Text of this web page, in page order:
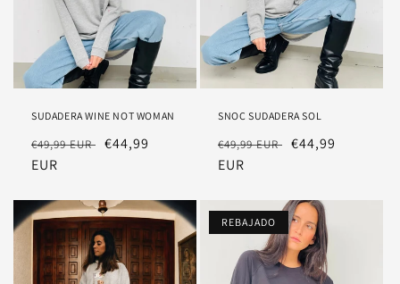
SUDADERA WINE NOT WOMAN
Precio
habitual
€49,99 EUR Precio
€44,99
EUR
SNOC SUDADERA SOL
Precio
habitual
€49,99 EUR Precio
€44,99
EUR
REBAJADO